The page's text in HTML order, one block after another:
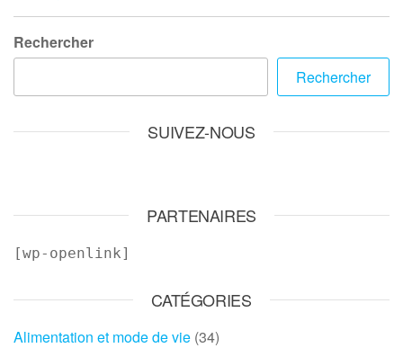
Rechercher
Rechercher
SUIVEZ-NOUS
PARTENAIRES
[wp-openlink]
CATÉGORIES
Alimentation et mode de vie (34)